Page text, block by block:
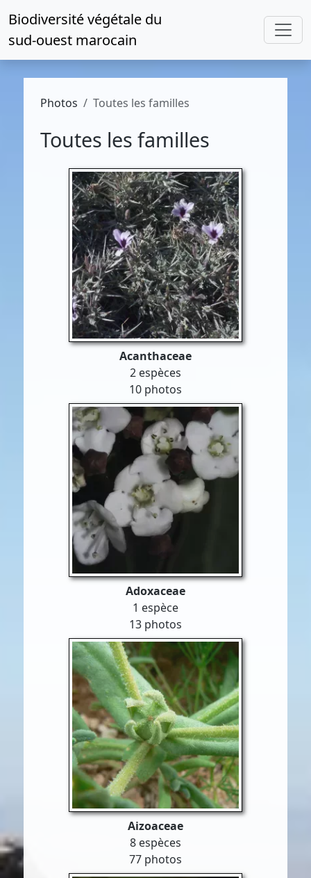
Biodiversité végétale du
sud-ouest marocain
Photos Toutes les familles
Toutes les familles
Acanthaceae
2 espèces
10 photos
Adoxaceae
1 espèce
13 photos
Aizoaceae
8 espèces
77 photos